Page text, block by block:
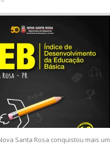
Santa Rosa conquistou mais um